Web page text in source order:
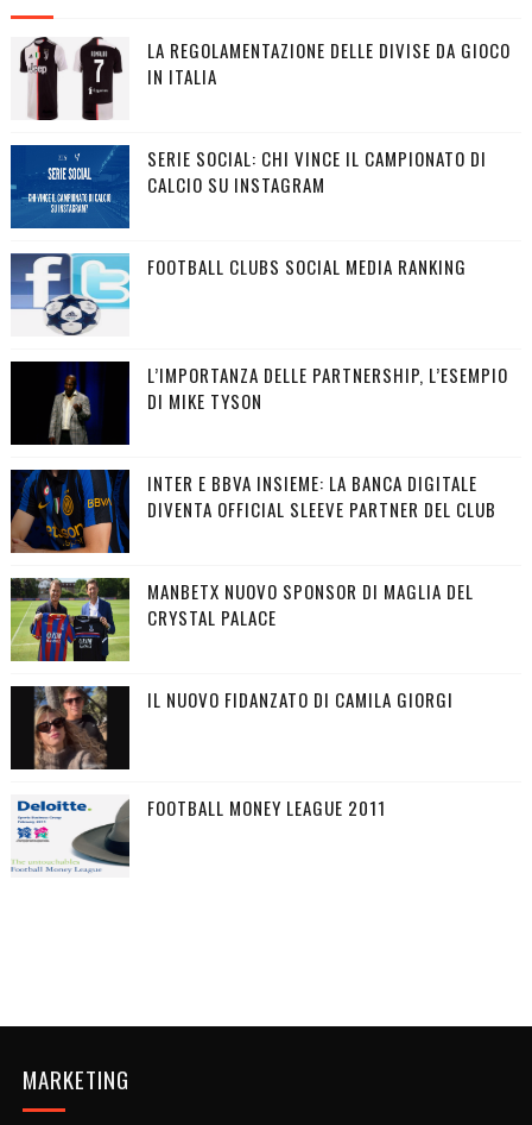
LA REGOLAMENTAZIONE DELLE DIVISE DA GIOCO
IN ITALIA
SERIE SOCIAL: CHI VINCE IL CAMPIONATO DI
CALCIO SU INSTAGRAM
FOOTBALL CLUBS SOCIAL MEDIA RANKING
L’IMPORTANZA DELLE PARTNERSHIP, L’ESEMPIO
DI MIKE TYSON
INTER E BBVA INSIEME: LA BANCA DIGITALE
DIVENTA OFFICIAL SLEEVE PARTNER DEL CLUB
MANBETX NUOVO SPONSOR DI MAGLIA DEL
CRYSTAL PALACE
IL NUOVO FIDANZATO DI CAMILA GIORGI
FOOTBALL MONEY LEAGUE 2011
MARKETING